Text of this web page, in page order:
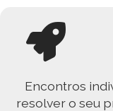
Encontros
resolver o seu